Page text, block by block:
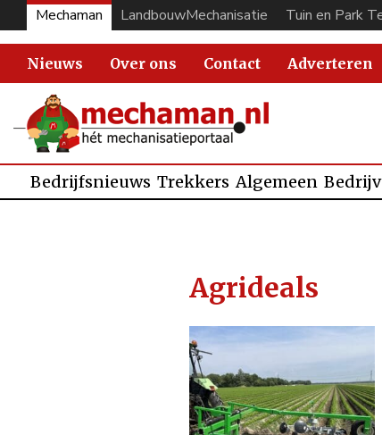
Mechaman LandbouwMechanisatie Tuin en Park
Nieuws Over ons Contact Adverteren
Bedrijfsnieuws Trekkers Algemeen
Agrideals